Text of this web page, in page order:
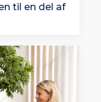
til en del af